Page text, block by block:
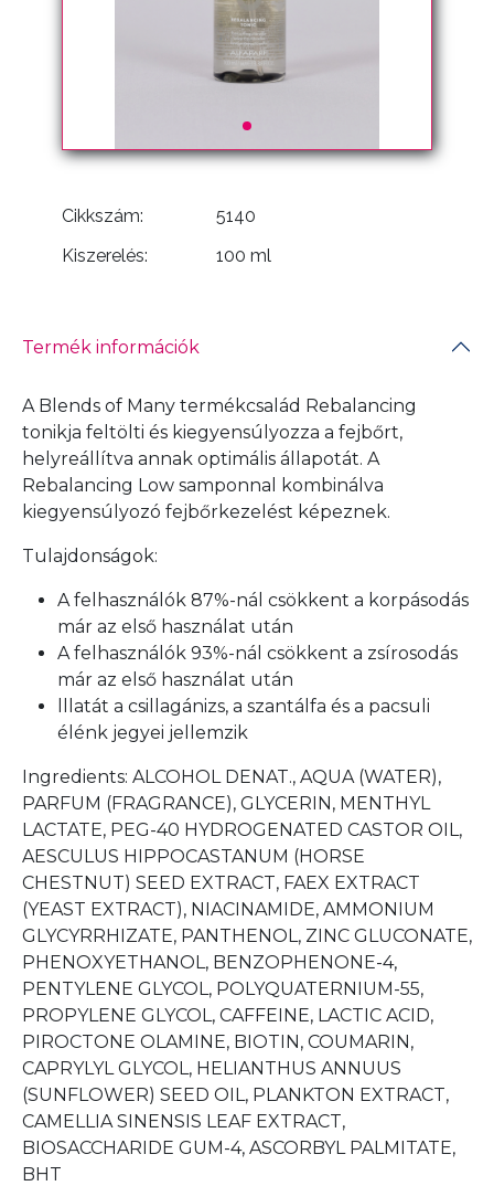
Cikkszám:
5140
Kiszerelés:
100 ml
Termék információk
A Blends of Many termékcsalád Rebalancing
tonikja feltölti és kiegyensúlyozza a fejbőrt,
helyreállítva annak optimális állapotát. A
Rebalancing Low samponnal kombinálva
kiegyensúlyozó fejbőrkezelést képeznek.
Tulajdonságok:
A felhasználók 87%-nál csökkent a korpásodás
már az első használat után
A felhasználók 93%-nál csökkent a zsírosodás
már az első használat után
lllatát a csillagánizs, a szantálfa és a pacsuli
élénk jegyei jellemzik
Ingredients: ALCOHOL DENAT., AQUA (WATER),
PARFUM (FRAGRANCE), GLYCERIN, MENTHYL
LACTATE, PEG-40 HYDROGENATED CASTOR OIL,
AESCULUS HIPPOCASTANUM (HORSE
CHESTNUT) SEED EXTRACT, FAEX EXTRACT
(YEAST EXTRACT), NIACINAMIDE, AMMONIUM
GLYCYRRHIZATE, PANTHENOL, ZINC GLUCONATE,
PHENOXYETHANOL, BENZOPHENONE-4,
PENTYLENE GLYCOL, POLYQUATERNIUM-55,
PROPYLENE GLYCOL, CAFFEINE, LACTIC ACID,
PIROCTONE OLAMINE, BIOTIN, COUMARIN,
CAPRYLYL GLYCOL, HELIANTHUS ANNUUS
(SUNFLOWER) SEED OIL, PLANKTON EXTRACT,
CAMELLIA SINENSIS LEAF EXTRACT,
BIOSACCHARIDE GUM-4, ASCORBYL PALMITATE,
BHT